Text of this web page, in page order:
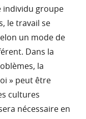
individu groupe
le travail se
un mode de
Dans la
la
» peut être
cultures
nécessaire en